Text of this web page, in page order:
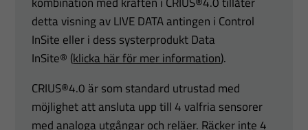
detta visning av LIVE DATA antingen i Control
InSite eller i dess systerprodukt Data
InSite® (klicka här för mer information).
CRIUS®4.0 är som standard utrustad med
möjlighet att ansluta upp till 4 valfria sensorer
med analoga utgångar och reläer. Räcker inte 4